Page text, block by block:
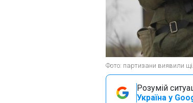
Фото: партизани виявили
Розумій
Україна у